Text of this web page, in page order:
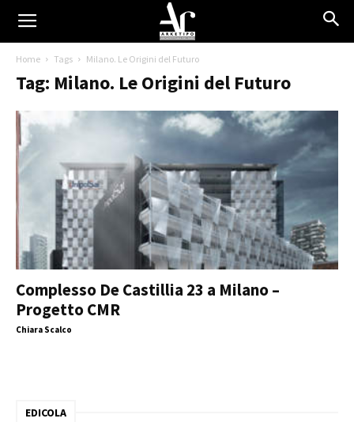
Home Tags Milano. Le Origini del Futuro
Tag: Milano. Le Origini del Futuro
Complesso De Castillia 23 a Milano –
Progetto CMR
Chiara Scalco
EDICOLA